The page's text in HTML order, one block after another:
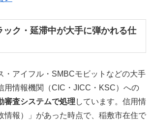
ック・延滞中が大手に弾かれる仕
・アイフル・SMBCモビットなどの大手
用情報機関（CIC・JICC・KSC）への
審査システムで処理 しています。信用情
情報）」があった時点で、稲敷市在住で